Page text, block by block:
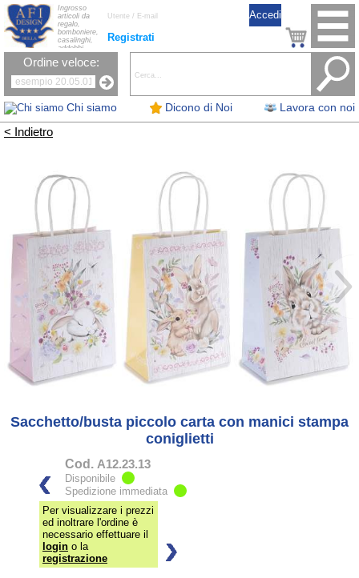
Chi siamo Dicono di Noi Lavora con noi
Registrati
Ingrosso
articoli da
regalo,
bomboniere,
casalinghi,
addobbi
natalizi, nastri,
oggettistica,
la tavola, fiori
artificiali e
candele.
Ordine veloce:
< Indietro
Sacchetto/busta piccolo carta con manici stampa
coniglietti
Cod. A12.23.13
Disponibile
Spedizione immediata
Per visualizzare i prezzi
ed inoltrare l'ordine è
necessario effettuare il
login o la
registrazione